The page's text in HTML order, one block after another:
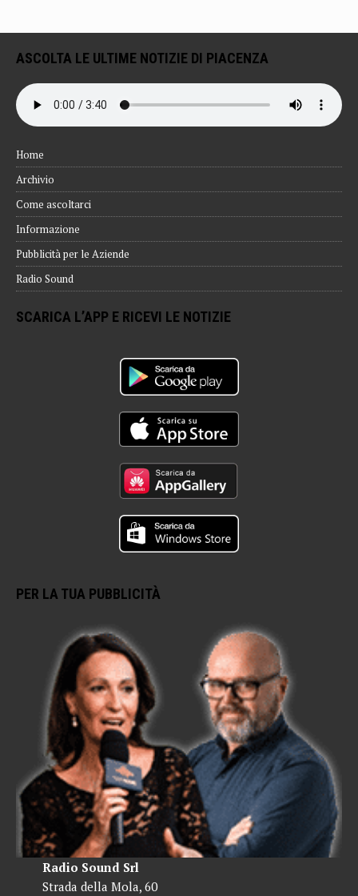
ASCOLTA LE ULTIME NOTIZIE DI PIACENZA
Home
Archivio
Come ascoltarci
Informazione
Pubblicità per le Aziende
Radio Sound
SCARICA L’APP E RICEVI LE NOTIZIE
PER LA TUA PUBBLICITÀ
Radio Sound Srl
Strada della Mola, 60